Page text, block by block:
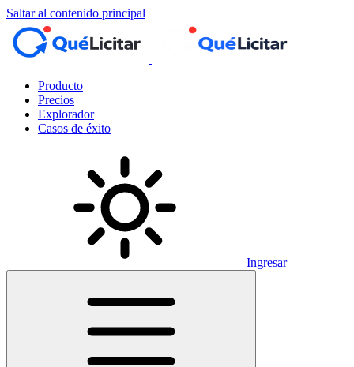
Saltar al contenido principal
Producto
Precios
Explorador
Casos de éxito
Ingresar